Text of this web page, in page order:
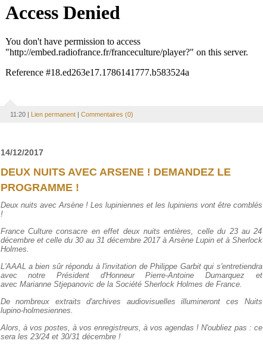
11:20 | Lien permanent| Commentaires (0)
14/12/2017
DEUX NUITS AVEC ARSENE ! DEMANDEZ LE
PROGRAMME !
Deux nuits avec Arsène ! Les lupiniennes et les lupiniens vont être comblés
!
France Culture consacre en effet deux nuits entières, celle du 23 au 24
décembre et celle du 30 au 31 décembre 2017 à Arsène Lupin et à Sherlock
Holmes.
L'AAAL a bien sûr répondu à l'invitation de Philippe Garbit qui s'entretiendra
avec notre Président d'Honneur Pierre-Antoine Dumarquez et
avec Marianne Stjepanovic de la Société Sherlock Holmes de France.
De nombreux extraits d'archives audiovisuelles illumineront ces Nuits
lupino-holmesiennes.
Alors, à vos postes, à vos enregistreurs, à vos agendas ! N'oubliez pas : ce
sera les 23/24 et 30/31 décembre !